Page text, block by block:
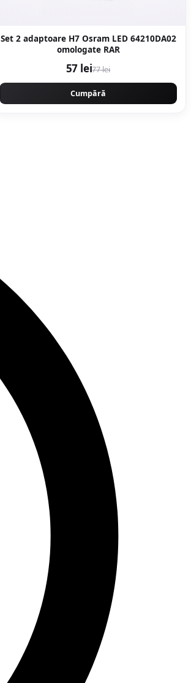
Set 2 adaptoare H7 Osram LED 64210DA02
omologate RAR
57 lei77 lei
Cumpără